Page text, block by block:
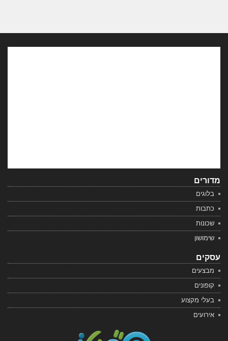
מדורים
בלוגים
כתבות
שכונות
שימושון
עסקים
מבצעים
קופונים
בעלי מקצוע
אירועים